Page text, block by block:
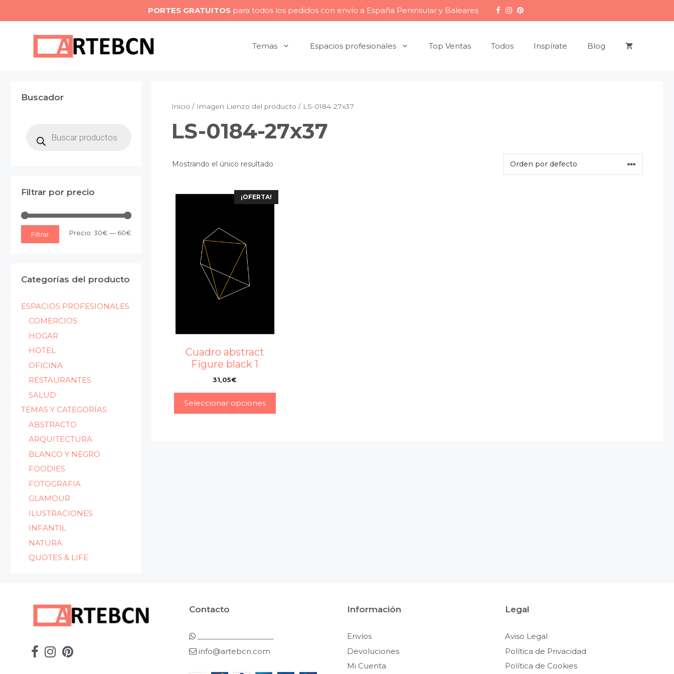
PORTES GRATUITOSpara todos los pedidos con envío a España Peninsular y Baleares
Temas Espacios profesionales Top Ventas Todos Inspírate Blog
Inicio / Imagen Lienzo del producto / LS-0184-27x37
LS-0184-27x37
Mostrando el único resultado
¡OFERTA!
Cuadro abstract
Figure black 1
31,05€
Seleccionar opciones
Buscador
productos
Filtrar por precio
Filtrar Precio: 30€ — 60€
Categorías del producto
ESPACIOS PROFESIONALES
COMERCIOS
HOGAR
HOTEL
OFICINA
RESTAURANTES
SALUD
TEMAS Y CATEGORÍAS
ABSTRACTO
ARQUITECTURA
BLANCO Y NEGRO
FOODIES
FOTOGRAFIA
GLAMOUR
ILUSTRACIONES
INFANTIL
NATURA
QUOTES & LIFE
Contacto
info@artebcn.com
Información
Envíos
Devoluciones
Mi Cuenta
Legal
Aviso Legal
Política de Privacidad
Política de Cookies